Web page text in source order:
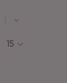
15